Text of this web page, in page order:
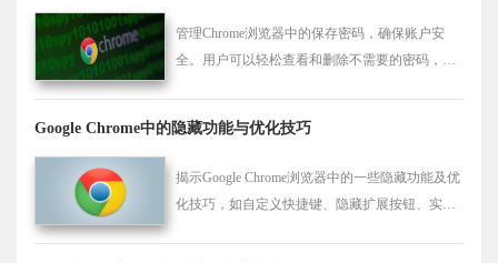
管理Chrome浏览器中的保存密码，确保账户安
全。用户可以轻松查看和删除不需要的密码，同
Google Chrome中的隐藏功能与优化技巧
揭示Google Chrome浏览器中的一些隐藏功能及优
化技巧，如自定义快捷键、隐藏扩展按钮、实验